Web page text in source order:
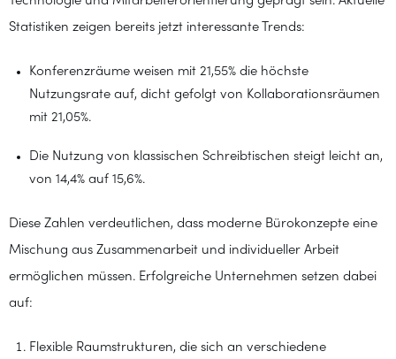
Statistiken zeigen bereits jetzt interessante Trends:
Konferenzräume weisen mit 21,55% die höchste
Nutzungsrate auf, dicht gefolgt von Kollaborationsräumen
mit 21,05%.
Die Nutzung von klassischen Schreibtischen steigt leicht an,
von 14,4% auf 15,6%.
Diese Zahlen verdeutlichen, dass moderne Bürokonzepte eine
Mischung aus Zusammenarbeit und individueller Arbeit
ermöglichen müssen. Erfolgreiche Unternehmen setzen dabei
auf:
Flexible Raumstrukturen, die sich an verschiedene